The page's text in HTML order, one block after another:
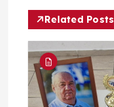
а
ц
и
Related Posts